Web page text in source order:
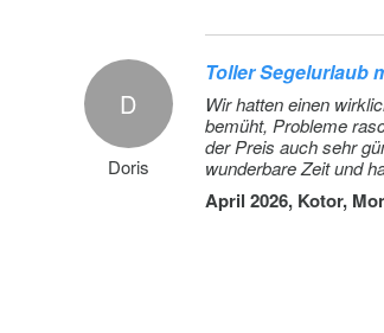
Außenborder 8 & 9,8 HP: Dinghy
waterski or wakeboard. Additional
outboard engines. A powerboat
territories to drive a dinghy with an
6hp. It's client responsibility to
licence when renting a more
licence is not presented at base, it
larger outboard which will not be
D
Doris
Toller Segelurlaub
Wir hatten einen
bemüht, Probleme
der Preis auch sehr
wunderbare Zeit und
eine Reise wert –
April 2026, Kotor,